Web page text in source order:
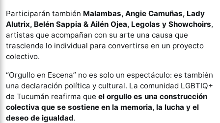
Participarán también Malambas, Angie Camuñas, Lady
Alutrix, Belén Sappia & Ailén Ojea, Legolas y Showchoirs,
artistas que acompañan con su arte una causa que
trasciende lo individual para convertirse en un proyecto
colectivo.
“Orgullo en Escena” no es solo un espectáculo: es también
una declaración política y cultural. La comunidad LGBTIQ+
de Tucumán reafirma que el orgullo es una construcción
colectiva que se sostiene en la memoria, la lucha y el
deseo de igualdad.